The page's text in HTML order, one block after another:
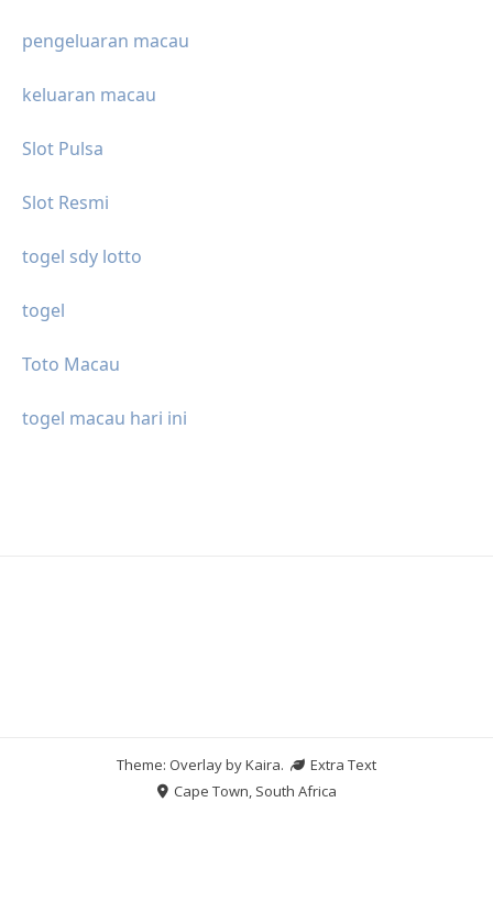
pengeluaran macau
keluaran macau
Slot Pulsa
Slot Resmi
togel sdy lotto
togel
Toto Macau
togel macau hari ini
Theme: Overlay byKaira.
Extra Text
Cape Town, South Africa